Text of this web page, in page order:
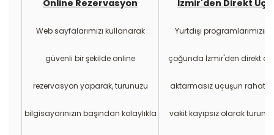
Online Rezervasyon
Web sayfalarımızı kullanarak
güvenli bir şekilde online
rezervasyon yaparak, turunuzu
bilgisayarınızın başından kolaylıkla
İzmir'den Direkt
Yurtdışı programlarımızın
çoğunda İzmir'den direkt
aktarmasız uçuşun
vakit kayıpsız olarak